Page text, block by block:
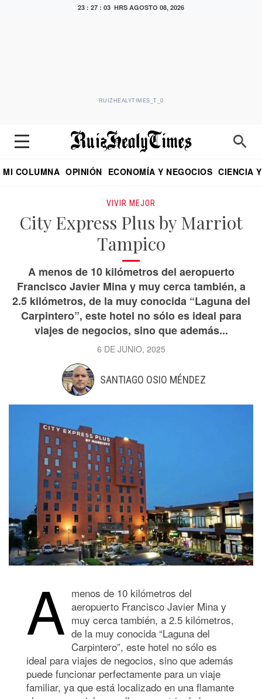
23 : 27 : 04 HRS AGOSTO 08, 2026
RUIZHEALYTIMES_T_0
MI COLUMNA OPINIÓN ECONOMÍA Y NEGOCIOS CIENCIA
VIVIR MEJOR
City Express Plus by Marriot
Tampico
A menos de 10 kilómetros del aeropuerto
Francisco Javier Mina y muy cerca también, a
2.5 kilómetros, de la muy conocida “Laguna del
Carpintero”, este hotel no sólo es ideal para
viajes de negocios, sino que además...
6 DE JUNIO, 2025
SANTIAGO OSIO MÉNDEZ
A menos de 10 kilómetros del
aeropuerto Francisco Javier Mina y
muy cerca también, a 2.5 kilómetros,
de la muy conocida “Laguna del
Carpintero”, este hotel no sólo es
ideal para viajes de negocios, sino que además
puede funcionar perfectamente para un viaje
familiar, ya que está localizado en una flamante